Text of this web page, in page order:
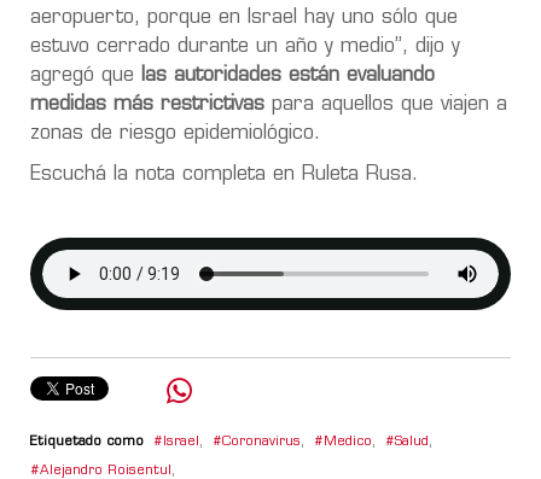
aeropuerto, porque en Israel hay uno sólo que
estuvo cerrado durante un año y medio”, dijo y
agregó que
las autoridades están evaluando
medidas más restrictivas para aquellos que viajen a
zonas de riesgo epidemiológico.
Escuchá la nota completa en Ruleta Rusa.
Etiquetado como Israel , Coronavirus, Medico, Salud ,
Alejandro Roisentul ,